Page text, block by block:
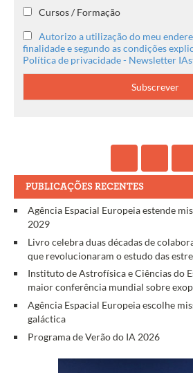
Cursos / Formação
Autorizo a utilização do meu
finalidade e segundo as condições
Política de privacidade - Newsletter
PUBLICAÇÕES RECENTES
Agência Espacial Europeia estende
2029
Livro celebra duas décadas de
que revolucionaram o estudo das
Instituto de Astrofísica e Ciências do
maior conferência mundial sobre
Agência Espacial Europeia escolhe
galáctica
Programa de Verão do IA 2026